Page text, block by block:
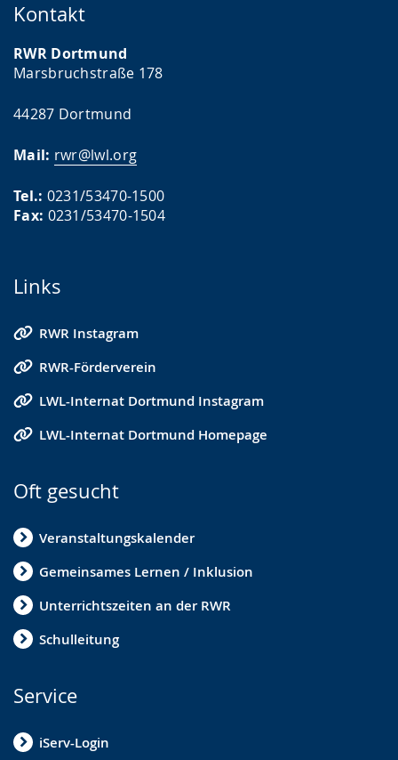
Kontakt
RWR Dortmund
Marsbruchstraße 178
44287 Dortmund
Mail: rwr@lwl.org
Tel.: 0231/53470-1500
Fax: 0231/53470-1504
Links
RWR Instagram
RWR-Förderverein
LWL-Internat Dortmund Instagram
LWL-Internat Dortmund Homepage
Oft gesucht
Veranstaltungskalender
Gemeinsames Lernen / Inklusion
Unterrichtszeiten an der RWR
Schulleitung
Service
iServ-Login